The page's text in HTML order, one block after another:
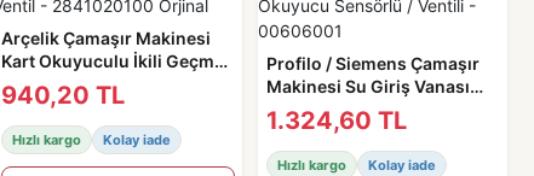
Arçelik Çamaşır Makinesi
Kart Okuyuculu İkili Geçme
Ventil - 2841020100 Orjinal
940,20 TL
Hızlı kargo Kolay iade
Profilo / Siemens Çamaşır
Makinesi Su Giriş Vanası
Okuyucu Sensörlü / Ventili -
00606001
1.324,60 TL
Hızlı kargo Kolay iade